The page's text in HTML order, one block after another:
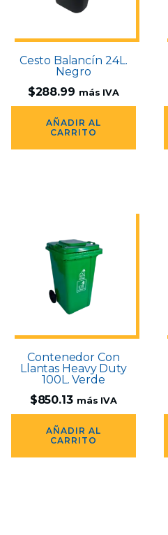
Cesto Balancín 24L.
Negro
$288.99 más IVA
AÑADIR AL
CARRITO
Contenedor Con
Llantas Heavy Duty
100L. Verde
$850.13 más IVA
AÑADIR AL
CARRITO